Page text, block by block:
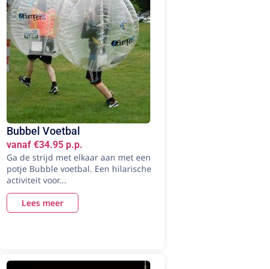
Bubbel Voetbal
vanaf €34.95 p.p.
Ga de strijd met elkaar aan met een
potje Bubble voetbal. Een hilarische
activiteit voor...
Lees meer